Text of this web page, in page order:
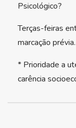
Psicológico?
Terças-feiras
marcação prévia.
*️ Prioridade a
carência